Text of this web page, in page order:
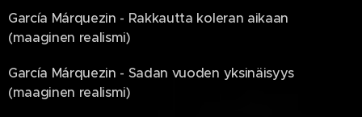
García Márquezin - Rakkautta koleran aikaan
(maaginen realismi)
García Márquezin - Sadan vuoden yksinäisyys
(maaginen realismi)